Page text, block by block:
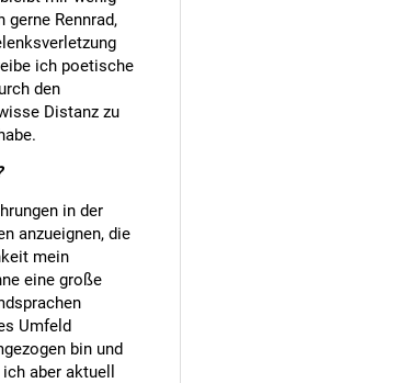
Rennrad,
ich poetische
den
Distanz zu
in der
anzueignen, die
mein
eine große
Umfeld
bin und
aber aktuell